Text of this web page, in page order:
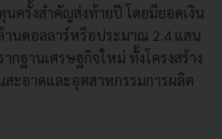
ครั้งสำคัญส่งท้ายปี โดยมียอดเงิน
านดอลลาร์หรือประมาณ 2.4 แสน
กฐานเศรษฐกิจใหม่ ทั้งโครงสร้าง
ะอาดและอุตสาหกรรมการผลิต